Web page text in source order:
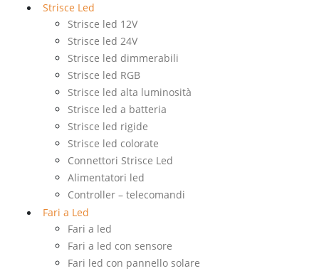
Strisce Led
Strisce led 12V
Strisce led 24V
Strisce led dimmerabili
Strisce led RGB
Strisce led alta luminosità
Strisce led a batteria
Strisce led rigide
Strisce led colorate
Connettori Strisce Led
Alimentatori led
Controller – telecomandi
Fari a Led
Fari a led
Fari a led con sensore
Fari led con pannello solare